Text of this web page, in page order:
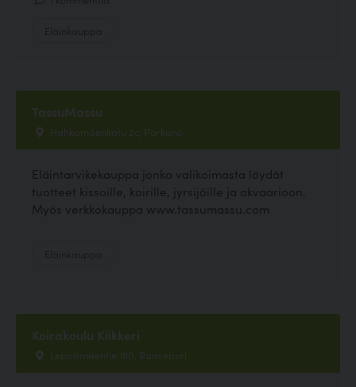
TassuMassu
Hahkamäenkatu 2c, Parkano
Eläintarvikekauppa jonka valikoimasta löydät
tuotteet kissoille, koirille, jyrsijöille ja akvaarioon.
Myös verkkokauppa www.tassumassu.com
Koirakoulu Klikkeri
Leppämäentie 150, Raasepori